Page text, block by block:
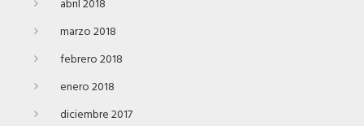
abril 2018
marzo 2018
febrero 2018
enero 2018
diciembre 2017